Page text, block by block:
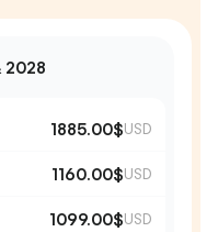
2028
1885.00$USD
1160.00$USD
1099.00$USD